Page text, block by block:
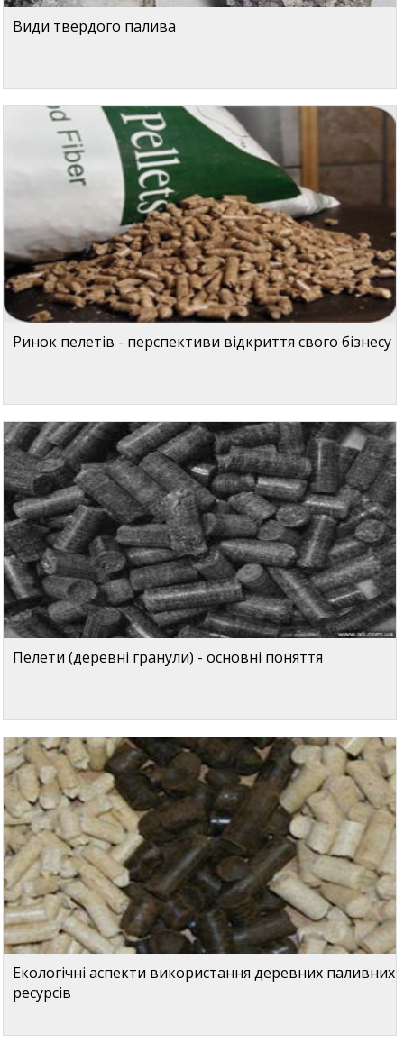
Види твердого палива
Ринок пелетів - перспективи відкриття свого бізнесу
Пелети (деревні гранули) - основні поняття
Екологічні аспекти використання деревних паливних
ресурсів